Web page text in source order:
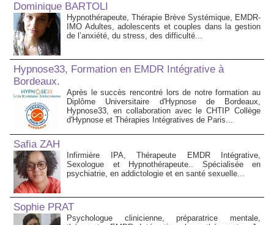
Dominique BARTOLI
Hypnothérapeute, Thérapie Brève Systémique, EMDR-
IMO Adultes, adolescents et couples dans la gestion
de l’anxiété, du stress, des difficulté...
Hypnose33, Formation en EMDR Intégrative à
Bordeaux.
Après le succès rencontré lors de notre formation au
Diplôme Universitaire d'Hypnose de Bordeaux,
Hypnose33, en collaboration avec le CHTIP Collège
d'Hypnose et Thérapies Intégratives de Paris...
Safia ZAH
Infirmière IPA, Thérapeute EMDR Intégrative,
Sexologue et Hypnothérapeute.. Spécialisée en
psychiatrie, en addictologie et en santé sexuelle...
Sophie PRAT
Psychologue clinicienne, préparatrice mentale,